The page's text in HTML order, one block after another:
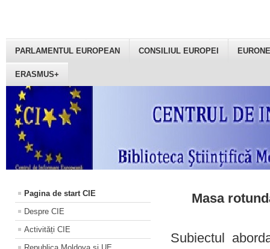
PARLAMENTUL EUROPEAN CONSILIUL EUROPEI
ERASMUS+
Pagina de start CIE
Despre CIE
Activități CIE
Masa
Subiectul